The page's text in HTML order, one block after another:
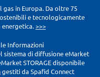
in Europa. Da oltre 75
e tecnologicamente
energetica. >>>
Informazioni
sistema di diffusione eMarket
STORAGE disponibile
gestiti da Spafid Connect